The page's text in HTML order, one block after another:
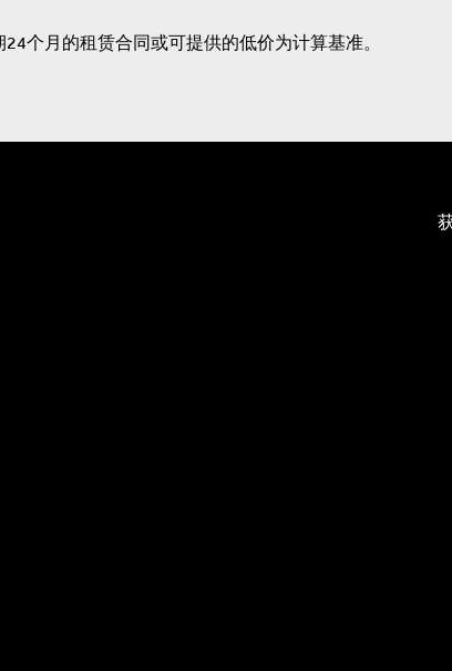
个月的租赁合同或可提供的低价为计算基准。